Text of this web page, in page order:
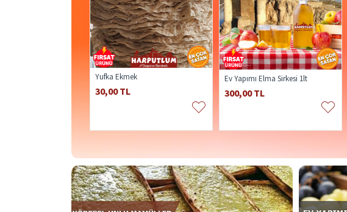
Yufka Ekmek
30,00 TL
Ev Yapımı Elma Sirkesi 1lt
300,00 TL